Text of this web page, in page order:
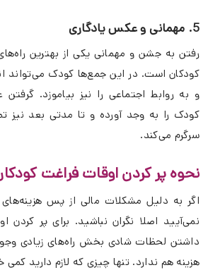
5. مهمانی و عکس یادگاری
رفتن به جشن و مهمانی یکی از بهترین
کودکان است. در این جمع‌ها کودک می‌تواند
و به روابط اجتماعی را نیز بیاموزد.
کودک را به وجد آورده و تا مدتی بعد نیز
سرگرم می‌کند.
نحوه پر کردن اوقات فراغت
اگر به دلیل مشکلات مالی از پس هزینه‌های
نمی‌آیید اصلا نگران نباشید. برای پر کردن
داشتن لحظات شادی بخش راه‌های زیادی
هزینه هم ندارد. تنها چیزی که لازم دارید